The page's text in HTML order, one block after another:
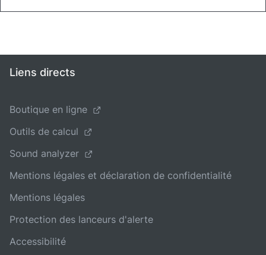
Liens directs
Boutique en ligne
Outils de calcul
Sound analyzer
Mentions légales et déclaration de confidentialité
Mentions légales
Protection des lanceurs d'alerte
Accessibilité